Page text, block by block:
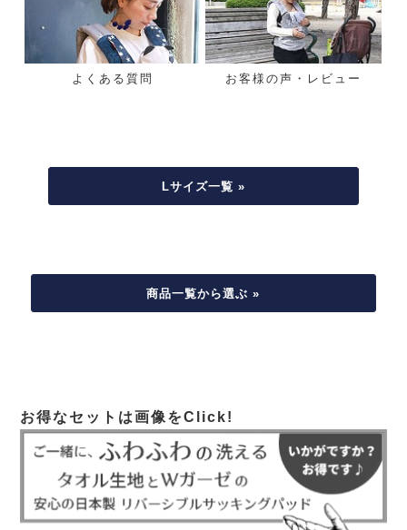
よくある質問 お客様の声・レビュー
Lサイズ一覧 »
商品一覧から選ぶ »
お得なセットは画像をClick!